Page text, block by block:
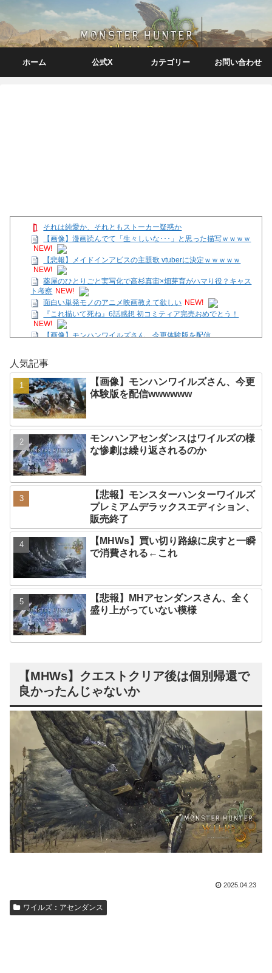
ホーム 公式X カテゴリー お問い合わせ
それは純愛か、それともストーカー疑惑か
【画像】漫画読んでて「生々しいな･･･」と思った描写ｗｗｗｗ
NEW!
【悲報】メイドインアビスの主題歌 vtuberに決定ｗｗｗｗｗ
NEW!
薬屋のひとりごと実写化で高杉真宙×畑芽育がハマり役？キャス
ト考察 NEW!
面白い単発モノのアニメ映画教えて欲しい NEW!
『これ描いて死ね』6話感想 初コミティア完売おめでとう！
NEW!
【画像】モンハンワイルズさん、今更体験版を配信
【SS】花帆「つぐみちゃーん！ 一緒に海行こうよー！」
ニシ「頼む！ディスクを廃止しないでくれ！中古で買えなくなる
んだ！」 NEW!
【テトリス９９/参加型】ほんの30分だけの時間。
【パソニシ悲報】RTX5060、続々と8万円台に📈😇
Powered by livedoor 相互RSS
人気記事
【画像】モンハンワイルズさん、今更
体験版を配信wwwwww
モンハンアセンダンスはワイルズの様
な惨劇は繰り返されるのか
【悲報】モンスターハンターワイルズ
プレミアムデラックスエディション、
販売終了
【MHWs】買い切り路線に戻すと一瞬
で消費される←これ
【悲報】MHアセンダンスさん、全く
盛り上がっていない模様
【MHWs】クエストクリア後は個別帰還で
良かったんじゃないか
2025.04.23
ワイルズ：アセンダンス